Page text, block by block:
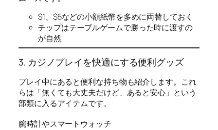
$1、$5などの小額紙幣を多めに両替しておく
チップはテーブルゲームで勝った時に渡すの
が自然
3. カジノプレイを快適にする便利グッズ
プレイ中にあると便利な持ち物も紹介します。これ
らは「無くても大丈夫だけど、あると安心」という
部類に入るアイテムです。
腕時計やスマートウォッチ